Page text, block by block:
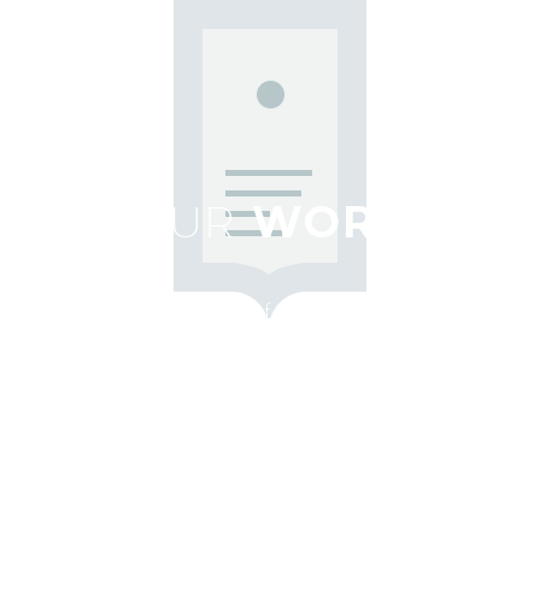
OURWORK
Our work is the culmination of creative visions, brilliant ideas